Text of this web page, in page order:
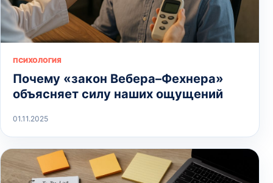
ПСИХОЛОГИЯ
Почему «закон Вебера–Фехнера»
объясняет силу наших ощущений
01.11.2025